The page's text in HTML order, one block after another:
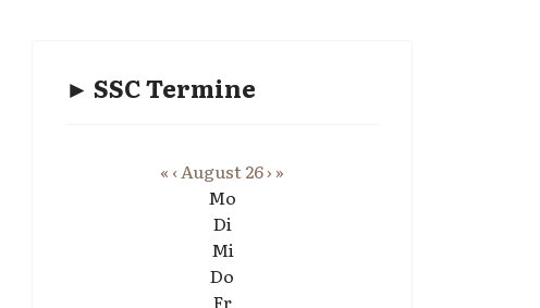
► SSC Termine
« ‹August 26› »
Mo
Di
Mi
Do
Fr